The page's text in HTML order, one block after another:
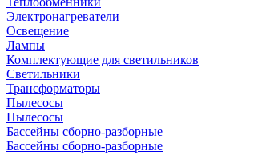
Электронагреватели
Освещение
Лампы
Комплектующие для светильников
Светильники
Трансформаторы
Пылесосы
Пылесосы
Бассейны сборно-разборные
Бассейны сборно-разборные